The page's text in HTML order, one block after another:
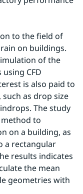
to the field of
on buildings.
of the
CFD
is also paid to
as drop size
The study
to
on a building, as
a rectangular
results indicates
the mean
geometries with